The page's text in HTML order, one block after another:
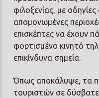
φιλοξενίας, με
απομονωμένες
επισκέπτες να έχουν
φορτισμένο κινητό
επικίνδυνα σημεία.
Όπως αποκάλυψε, τα
τουριστών σε